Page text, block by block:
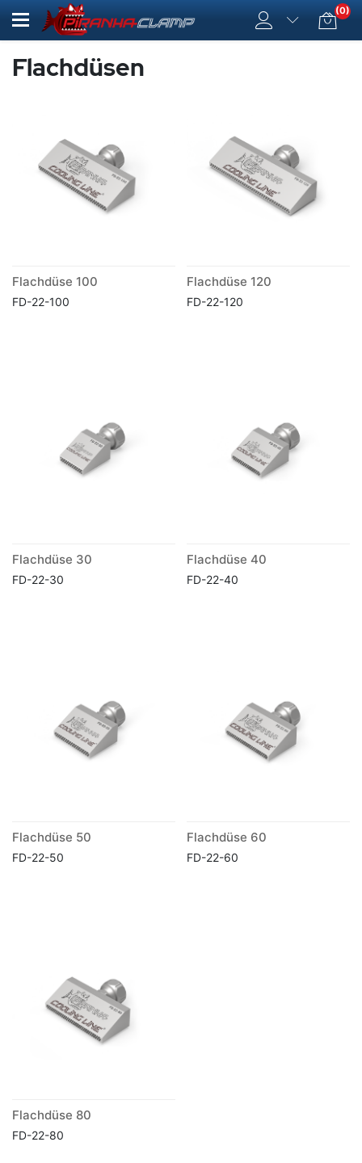
(0)
Flachdüsen
Flachdüse 100
FD-22-100
Flachdüse 120
FD-22-120
Flachdüse 30
FD-22-30
Flachdüse 40
FD-22-40
Flachdüse 50
FD-22-50
Flachdüse 60
FD-22-60
Flachdüse 80
FD-22-80